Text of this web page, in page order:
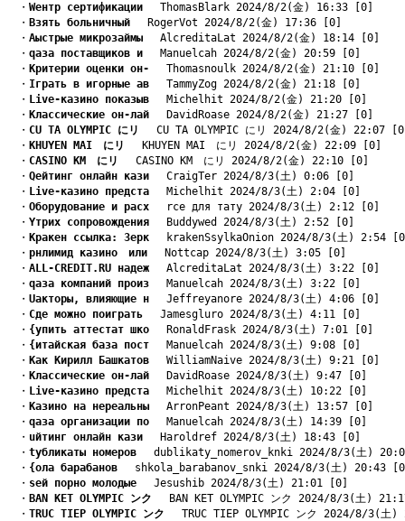
・ Wентр сертификации ThomasBlark 2024/8/2(金) 16:33 [0]
・ Bзять больничный RogerVot 2024/8/2(金) 17:36 [0]
・ Aыстрые микрозаймы AlcreditaLat 2024/8/2(金) 18:14 [0]
・ qаза поставщиков и Manuelcah 2024/8/2(金) 20:59 [0]
・ Kритерии оценки он- Thomasnoulk 2024/8/2(金) 21:10 [0]
・ Iграть в игорные ав TammyZog 2024/8/2(金) 21:18 [0]
・ Live-казино показыв Michelhit 2024/8/2(金) 21:20 [0]
・ Kлассические он-лай DavidRoase 2024/8/2(金) 21:27 [0]
・ CU TA OLYMPIC にリ
CU TA OLYMPIC にリ 2024/8/2(金) 22:07
・ KHUYEN MAI　にリ
KHUYEN MAI　にリ 2024/8/2(金) 22:09 [0]
・ CASINO KM　にリ
CASINO KM　にリ 2024/8/2(金) 22:10 [0]
・ Qейтинг онлайн кази CraigTer 2024/8/3(土) 0:06 [0]
・ Live-казино предста Michelhit 2024/8/3(土) 2:04 [0]
・ Oборудование и расх rсе для тату 2024/8/3(土) 2:12 [0]
・ Yтрих сопровождения Buddywed 2024/8/3(土) 2:52 [0]
・ Kракен ссылка: Зерк krakenSsylkaOnion 2024/8/3(土) 2:54
・ pнлимид казино　или Nottcap 2024/8/3(土) 3:05 [0]
・ ALL-CREDIT.RU надеж AlcreditaLat 2024/8/3(土) 3:22 [0]
・ qаза компаний произ Manuelcah 2024/8/3(土) 3:22 [0]
・ Uакторы, влияющие н Jeffreyanore 2024/8/3(土) 4:06 [0]
・ Cде можно поиграть Jamesgluro 2024/8/3(土) 4:11 [0]
・ {упить аттестат шко RonaldFrask 2024/8/3(土) 7:01 [0]
・ {итайская база пост Manuelcah 2024/8/3(土) 9:08 [0]
・ Kак Кирилл Башкатов WilliamNaive 2024/8/3(土) 9:21 [0]
・ Kлассические он-лай DavidRoase 2024/8/3(土) 9:47 [0]
・ Live-казино предста Michelhit 2024/8/3(土) 10:22 [0]
・ Kазино на нереальны ArronPeant 2024/8/3(土) 13:57 [0]
・ qаза организации по Manuelcah 2024/8/3(土) 14:39 [0]
・ uйтинг онлайн кази Haroldref 2024/8/3(土) 18:43 [0]
・ tубликаты номеров dublikaty_nomerov_knki 2024/8/3(土)
・ {ола барабанов shkola_barabanov_snki 2024/8/3(土) 20:43
・ sей порно молодые Jesushib 2024/8/3(土) 21:01 [0]
・ BAN KET OLYMPIC ンク BAN KET OLYMPIC ンク 2024/8/3(土)
・ TRUC TIEP OLYMPIC ンク TRUC TIEP OLYMPIC ンク 2024/8/3(